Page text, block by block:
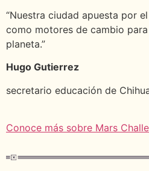
“Nuestra ciudad apuesta por
como motores de cambio
planeta.”
Hugo Gutierrez
secretario educación de
Conoce más sobre Mars